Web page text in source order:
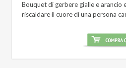
Bouquet di gerbere gialle e arancio
riscaldare il cuore di una persona